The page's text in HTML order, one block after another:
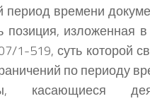
период времени
позиция,
1-519, суть которой
по периоду
касающиеся